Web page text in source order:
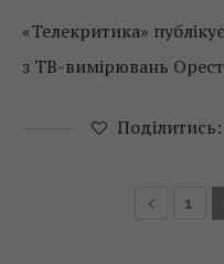
«Телекритика»
з ТВ-вимірювань
Поділитись:
1